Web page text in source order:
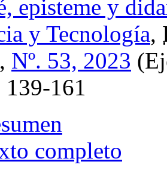
episteme y
y Tecnología,
Nº. 53, 2023
139-161
completo